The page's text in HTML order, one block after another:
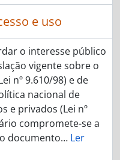
e uso
o interesse público
vigente sobre o
nº 9.610/98) e de
nacional de
e privados (Lei nº
compromete-se a
documento… Ler